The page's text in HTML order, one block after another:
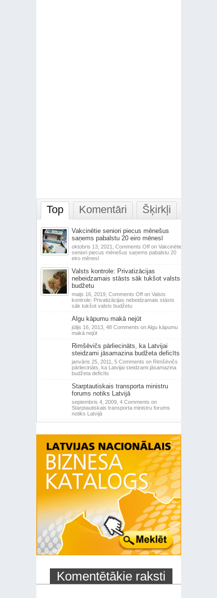
Top Komentāri Šķirkļi
Vakcinētie seniori piecus mēnešus
saņems pabalstu 20 eiro mēnesī
oktobris 13, 2021, Comments Offon Vakcinētie
seniori piecus mēnešus saņems pabalstu 20
eiro mēnesī
Valsts kontrole: Privatizācijas
nebeidzamais stāsts sāk tukšot valsts
budžetu
maijs 16, 2019, Comments Offon Valsts
kontrole: Privatizācijas nebeidzamais stāsts
sāk tukšot valsts budžetu
Algu kāpumu makā nejūt
jūlijs 16, 2013, 48 Comments on Algu kāpumu
makā nejūt
Rimšēvičs pārliecināts, ka Latvijai
steidzami jāsamazina budžeta deficīts
janvāris 25, 2011, 5 Comments on Rimšēvičs
pārliecināts, ka Latvijai steidzami jāsamazina
budžeta deficīts
Starptautiskais transporta ministru
forums notiks Latvijā
septembris 4, 2009, 4 Comments on
Starptautiskais transporta ministru forums
notiks Latvijā
Komentētākie raksti